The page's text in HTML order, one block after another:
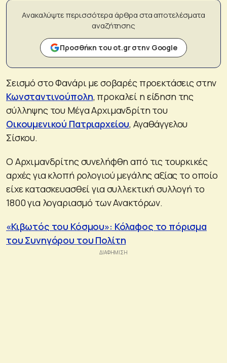
Ανακαλύψτε περισσότερα άρθρα στα αποτελέσματα
αναζήτησης
Προσθήκη του ot.gr στην Google
Σεισμό στο Φανάρι με σοβαρές προεκτάσεις στην
Κωνσταντινούπολη, προκαλεί η είδηση της
σύλληψης του Μέγα Αρχιμανδρίτη του
Οικουμενικού Πατριαρχείου, Αγαθάγγελου
Σίσκου.
Ο Αρχιμανδρίτης συνελήφθη από τις τουρκικές
αρχές για κλοπή ρολογιού μεγάλης αξίας το οποίο
είχε κατασκευασθεί για συλλεκτική συλλογή το
1800 για λογαριασμό των Ανακτόρων.
«Κιβωτός του Κόσμου»: Κόλαφος το πόρισμα
του Συνηγόρου του Πολίτη